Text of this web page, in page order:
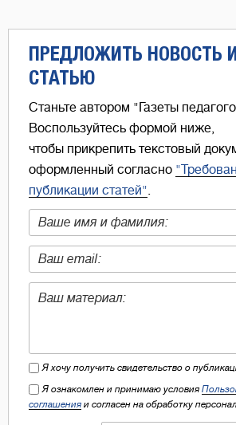
ПРЕДЛОЖИТЬ НОВОСТЬ
СТАТЬЮ
Станьте автором "Газеты
Воспользуйтесь формой ниже,
чтобы прикрепить текстовый
оформленный согласно
публикации статей".
Я хочу получить свидетельство о
Я ознакомлен и принимаю условия
соглашения и согласен на обработку